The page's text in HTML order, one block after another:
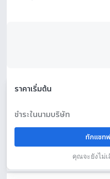
ราคาเริ่มต้น
ชำระในนามบริษัท
ทักแชท
คุณจะยังไม่